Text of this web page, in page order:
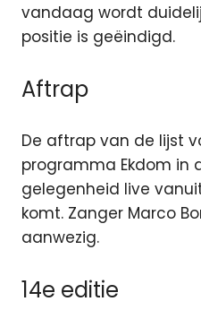
vandaag wordt
positie is geëindigd.
Aftrap
De aftrap van de lijst
programma Ekdom in
gelegenheid live
komt. Zanger Marco
aanwezig.
14e editie